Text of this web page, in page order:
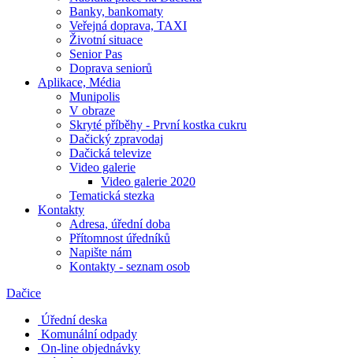
Banky, bankomaty
Veřejná doprava, TAXI
Životní situace
Senior Pas
Doprava seniorů
Aplikace, Média
Munipolis
V obraze
Skryté příběhy - První kostka cukru
Dačický zpravodaj
Dačická televize
Video galerie
Video galerie 2020
Tematická stezka
Kontakty
Adresa, úřední doba
Přítomnost úředníků
Napište nám
Kontakty - seznam osob
Dačice
Úřední deska
Komunální odpady
On-line objednávky